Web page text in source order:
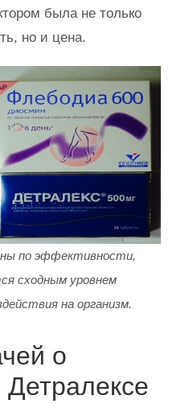
была не только
но и цена.
по эффективности,
сходным уровнем
на организм.
о